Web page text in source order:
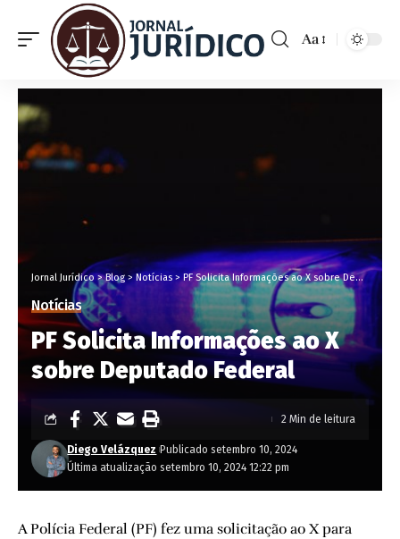
Aa
Jornal Jurídico>Blog>Notícias >PF Solicita Informações ao X sobre Deputado Federal
Notícias
PF Solicita Informações ao X
sobre Deputado Federal
Última atualização setembro 10, 2024 12:22 pm
Diego Velázquez Publicado setembro 10, 2024
2 Min de leitura
A Polícia Federal (PF) fez uma solicitação ao X para